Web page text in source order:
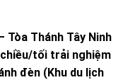
Tòa Thánh Tây Ninh
chiều/tối trải nghiệm
đèn (Khu du lịch